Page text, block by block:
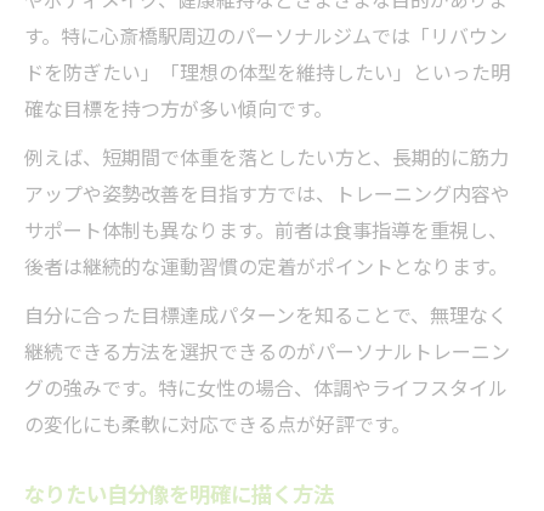
す。特に心斎橋駅周辺のパーソナルジムでは「リバウン
ドを防ぎたい」「理想の体型を維持したい」といった明
確な目標を持つ方が多い傾向です。
例えば、短期間で体重を落としたい方と、長期的に筋力
アップや姿勢改善を目指す方では、トレーニング内容や
サポート体制も異なります。前者は食事指導を重視し、
後者は継続的な運動習慣の定着がポイントとなります。
自分に合った目標達成パターンを知ることで、無理なく
継続できる方法を選択できるのがパーソナルトレーニン
グの強みです。特に女性の場合、体調やライフスタイル
の変化にも柔軟に対応できる点が好評です。
なりたい自分像を明確に描く方法